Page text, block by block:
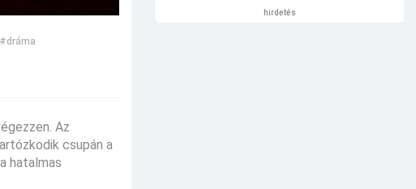
#dráma
Az
csupán a
hatalmas
hirdetés